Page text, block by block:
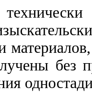
ехнически
материалов
без